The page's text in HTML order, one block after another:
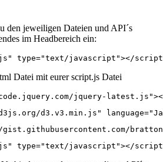
den jeweiligen Dateien und API´s
im Headbereich ein:
type="text/javascript"></
Datei mit eurer script.js Datei
d3.v3.min.js"
brattonc/
type="text/javascript"></